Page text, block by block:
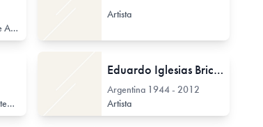
Curador / Comisario (de Arte Contemporáneo)
Artista
Investigador de Arte Contemporáneo
Curador / Comisario (de Arte Contemporáneo)
Eduardo Iglesias Brickles
Argentina 1944 - 2012
Artista